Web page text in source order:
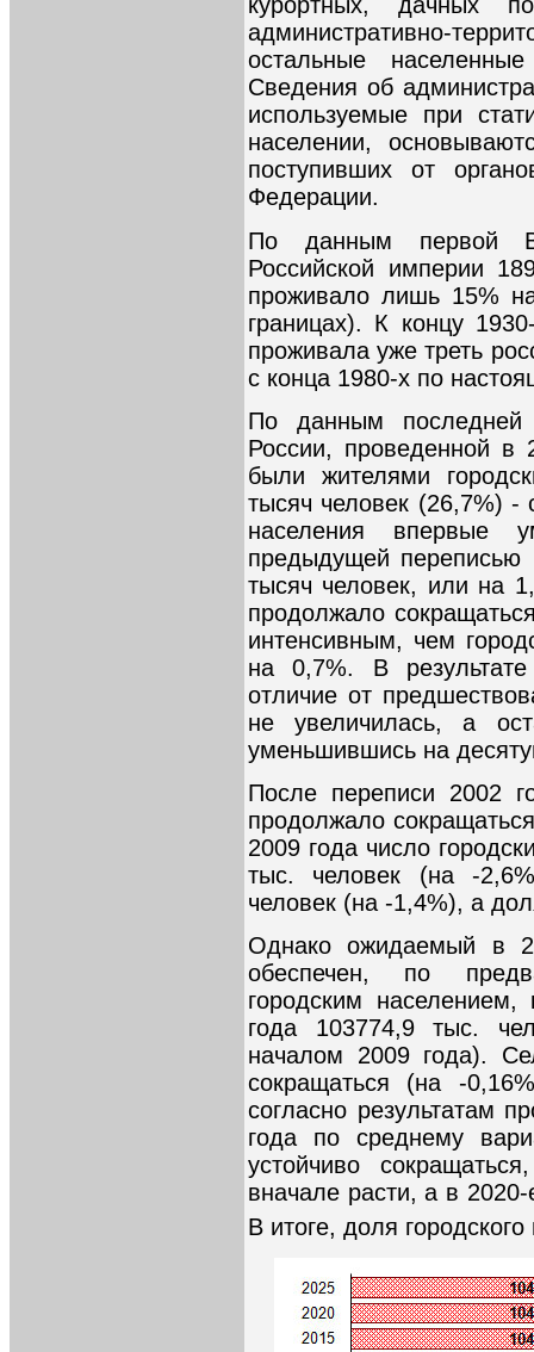
административно-
остальные
Сведения об
используемые при
населении,
поступивших от
Федерации.
По данным первой
Российской империи
проживало лишь 15%
границах). К концу
проживала уже треть
с конца 1980-х по
По данным последней
России, проведенной в
были жителями
тысяч человек (26,7%) -
населения впервые
предыдущей переписью
тысяч человек, или на
продолжало
интенсивным, чем
на 0,7%. В
отличие от
не увеличилась, а
уменьшившись на
После переписи 2002
продолжало
2009 года число
тыс. человек (на -
человек (на -1,4%), а
Однако ожидаемый в
обеспечен, по
городским населением,
года 103774,9 тыс.
началом 2009 года).
сокращаться (на -
согласно результатам
года по среднему
устойчиво
вначале расти, а в
В итоге, доля